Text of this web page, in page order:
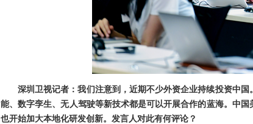
深圳卫视记者：我们注意到，近期不少外资企业持续投资中
能、数字孪生、无人驾驶等新技术都是可以开展合作的蓝海。中
也开始加大本地化研发创新。发言人对此有何评论？